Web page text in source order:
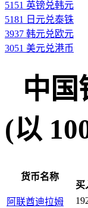
5151 英镑兑韩元
5181 日元兑泰铢
3937 韩元兑欧元
3051 美元兑港币
中国
(以
货币名称
买
阿联酋迪拉姆